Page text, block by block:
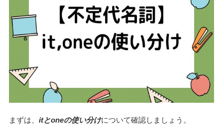
まずは、 itとoneの使い分けについて確認しましょう。